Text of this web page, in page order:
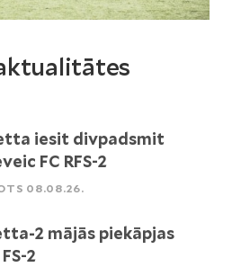
iesit divpadsmit
FC RFS-2
08.08.26.
2 mājās piekāpjas
2